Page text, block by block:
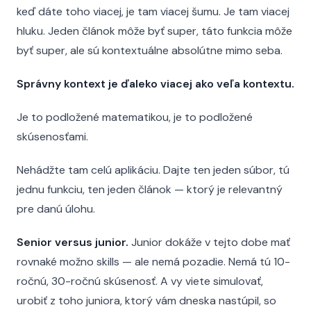
keď dáte toho viacej, je tam viacej šumu. Je tam viacej
hluku. Jeden článok môže byť super, táto funkcia môže
byť super, ale sú kontextuálne absolútne mimo seba.
Správny kontext je ďaleko viacej ako veľa kontextu.
Je to podložené matematikou, je to podložené
skúsenosťami.
Nehádžte tam celú aplikáciu. Dajte ten jeden súbor, tú
jednu funkciu, ten jeden článok — ktorý je relevantný
pre danú úlohu.
Senior versus junior. Junior dokáže v tejto dobe mať
rovnaké možno skills — ale nemá pozadie. Nemá tú 10-
ročnú, 30-ročnú skúsenosť. A vy viete simulovať,
urobiť z toho juniora, ktorý vám dneska nastúpil, so